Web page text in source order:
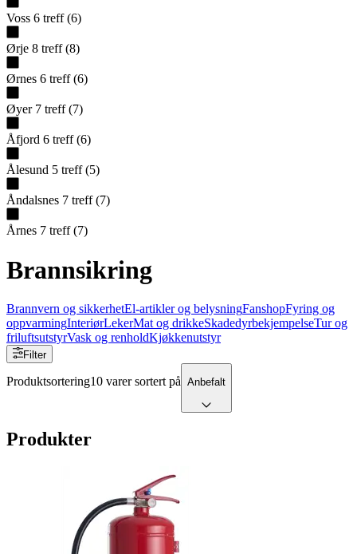
Voss 6 treff (6)
Ørje 8 treff (8)
Ørnes 6 treff (6)
Øyer 7 treff (7)
Åfjord 6 treff (6)
Ålesund 5 treff (5)
Åndalsnes 7 treff (7)
Årnes 7 treff (7)
Brannsikring
Brannvern og sikkerhetEl-artikler og belysningFanshopFyring og
oppvarmingInteriørLekerMat og drikkeSkadedyrbekjempelseTur og
friluftsutstyrVask og renholdKjøkkenutstyr
Filter
Produktsortering10 varer sortert på Anbefalt
Produkter